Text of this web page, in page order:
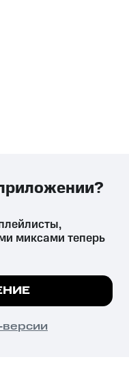
вред здоровью,
установленную
все
миксами теперь
версии